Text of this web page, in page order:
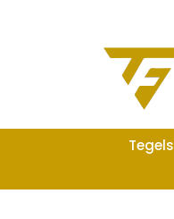
Tegels